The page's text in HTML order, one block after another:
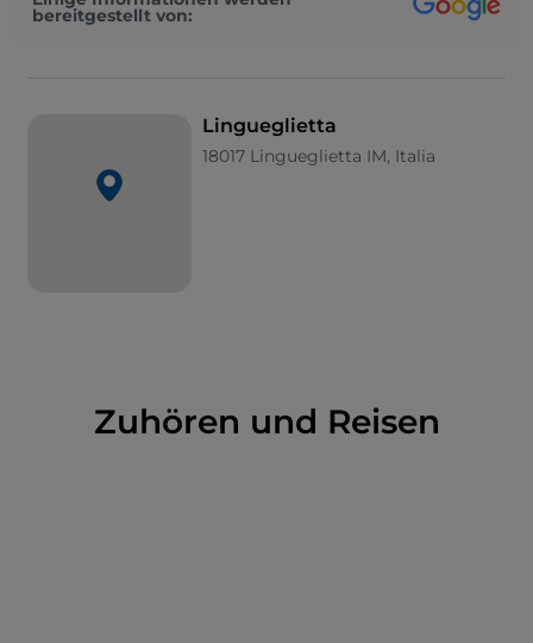
Laufe der Zeit in eine Verteidigungsanlage
Unterschlupf. Diese Kirche ist ein besonderer Ort,
den man auf sich wirken lassen muss, um ihre Linien
zu erfassen und sie als militärisches Bollwerk und
gleichzeitig als Ort des Glaubens und der
bereitgestellt von:
Lingueglietta
18017 Lingueglietta IM, Italia
Zuhören und Reisen